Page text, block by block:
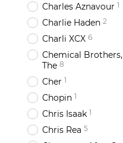
Charles Aznavour 1
Charlie Haden 2
Charli XCX 6
Chemical Brothers,
The 8
Cher 1
Chopin 1
Chris Isaak 1
Chris Rea 5